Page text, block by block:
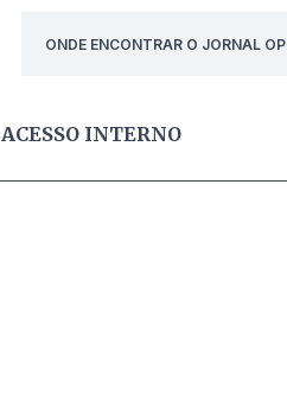
ONDE ENCONTRAR O JORNAL
ACESSO INTERNO